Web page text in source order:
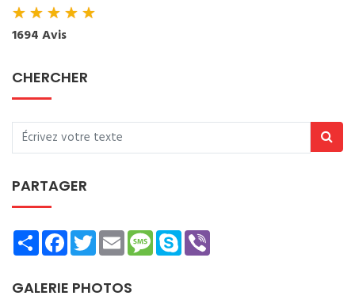
★★★★★
1694 Avis
CHERCHER
PARTAGER
ShareFacebookTwitterEmailMessage
Skype
GALERIE PHOTOS